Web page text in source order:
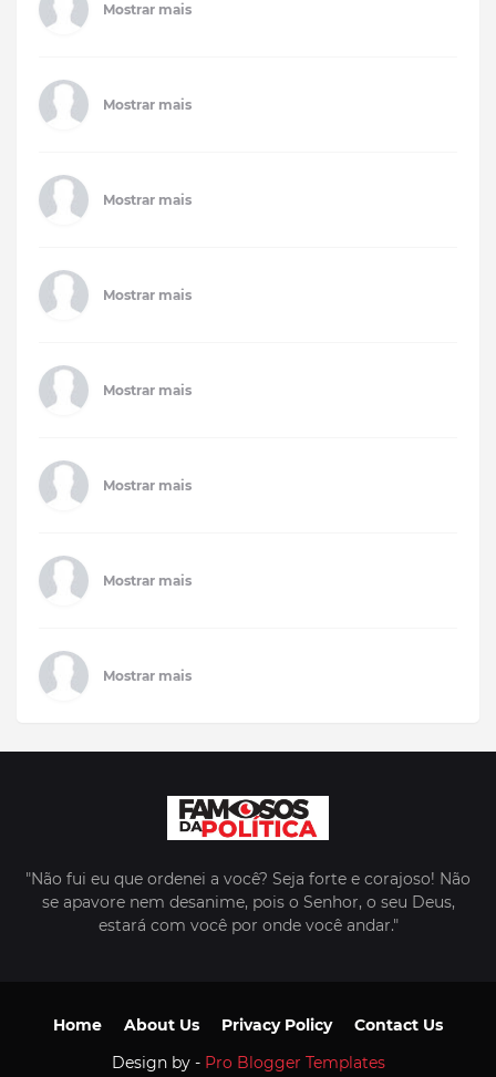
Mostrar mais
Mostrar mais
Mostrar mais
Mostrar mais
Mostrar mais
Mostrar mais
Mostrar mais
Mostrar mais
"Não fui eu que ordenei a você? Seja forte e corajoso! Não
se apavore nem desanime, pois o Senhor, o seu Deus,
estará com você por onde você andar."
Design by - Pro Blogger Templates
Home About Us Privacy Policy Contact Us